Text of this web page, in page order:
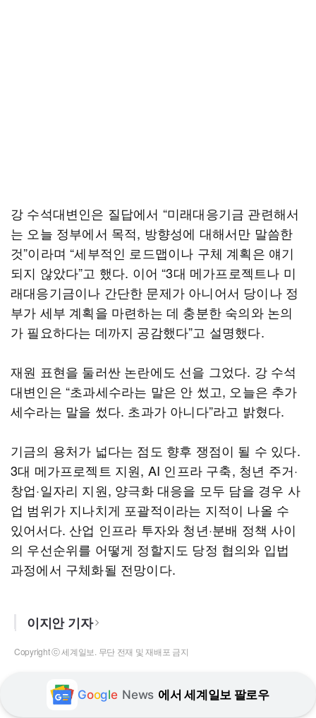
강 수석대변인은 질답에서 “미래대응기금 관련해서
는 오늘 정부에서 목적, 방향성에 대해서만 말씀한
것”이라며 “세부적인 로드맵이나 구체 계획은 얘기
되지 않았다”고 했다. 이어 “3대 메가프로젝트나 미
래대응기금이나 간단한 문제가 아니어서 당이나 정
부가 세부 계획을 마련하는 데 충분한 숙의와 논의
가 필요하다는 데까지 공감했다”고 설명했다.
재원 표현을 둘러싼 논란에도 선을 그었다. 강 수석
대변인은 “초과세수라는 말은 안 썼고, 오늘은 추가
세수라는 말을 썼다. 초과가 아니다”라고 밝혔다.
기금의 용처가 넓다는 점도 향후 쟁점이 될 수 있다.
3대 메가프로젝트 지원, AI 인프라 구축, 청년 주거·
창업·일자리 지원, 양극화 대응을 모두 담을 경우 사
업 범위가 지나치게 포괄적이라는 지적이 나올 수
있어서다. 산업 인프라 투자와 청년·분배 정책 사이
의 우선순위를 어떻게 정할지도 당정 협의와 입법
과정에서 구체화될 전망이다.
이지안 기자
Copyright ⓒ 세계일보. 무단 전재 및 재배포 금지
Google News 에서 세계일보 팔로우